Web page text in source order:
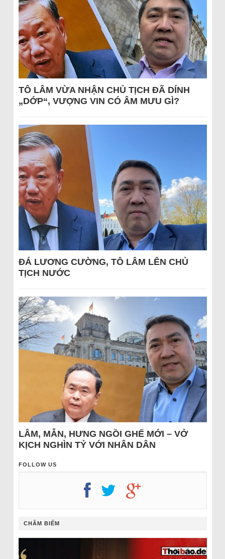
TÔ LÂM VỪA NHẬN CHỦ TỊCH ĐÃ DÍNH
„DỚP“, VƯỢNG VIN CÓ ÂM MƯU GÌ?
ĐÁ LƯƠNG CƯỜNG, TÔ LÂM LÊN CHỦ
TỊCH NƯỚC
LÂM, MẪN, HƯNG NGỒI GHẾ MỚI – VỞ
KỊCH NGHÌN TỶ VỚI NHÂN DÂN
FOLLOW US
CHÂM BIẾM